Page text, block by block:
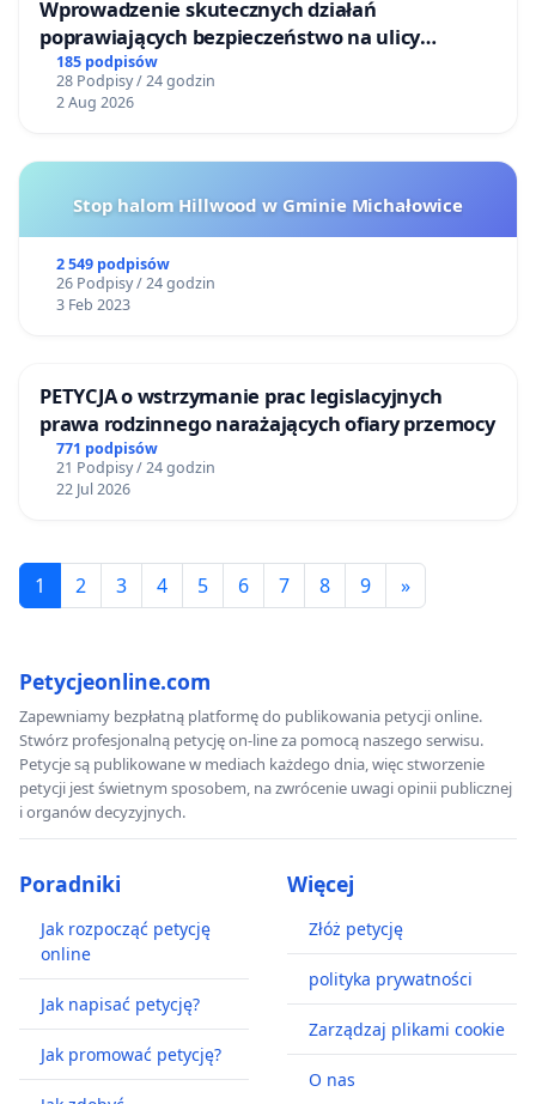
Wprowadzenie skutecznych działań
poprawiających bezpieczeństwo na ulicy
Żeromskiego w Otwocku
185 podpisów
28 Podpisy / 24 godzin
2 Aug 2026
Stop halom Hillwood w Gminie Michałowice
2 549 podpisów
26 Podpisy / 24 godzin
3 Feb 2023
PETYCJA o wstrzymanie prac legislacyjnych
prawa rodzinnego narażających ofiary przemocy
771 podpisów
21 Podpisy / 24 godzin
22 Jul 2026
1 2 3 4 5 6 7 8 9 »
Petycjeonline.com
Zapewniamy bezpłatną platformę do publikowania petycji online.
Stwórz profesjonalną petycję on-line za pomocą naszego serwisu.
Petycje są publikowane w mediach każdego dnia, więc stworzenie
petycji jest świetnym sposobem, na zwrócenie uwagi opinii publicznej
i organów decyzyjnych.
Poradniki
Jak rozpocząć petycję
online
Jak napisać petycję?
Jak promować petycję?
Więcej
Złóż petycję
polityka prywatności
Zarządzaj plikami cookie
O nas